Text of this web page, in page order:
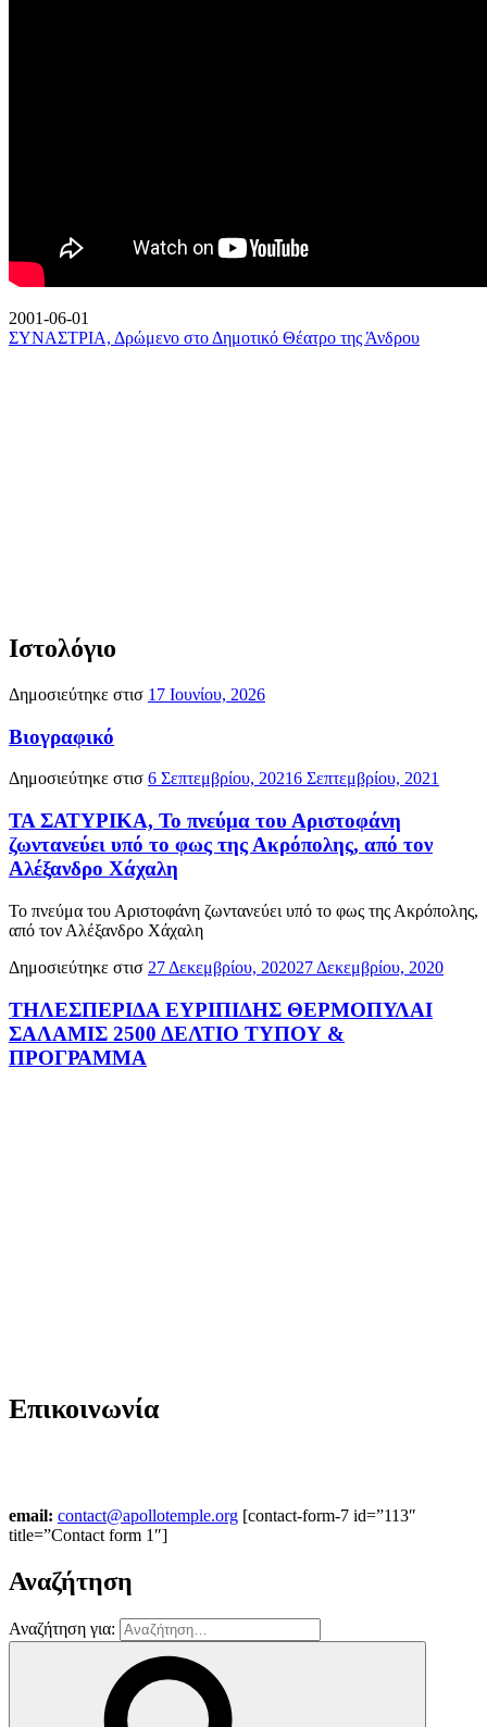
2001-06-01
ΣΥΝΑΣΤΡΙΑ, Δρώμενο στο Δημοτικό Θέατρο της Άνδρου
Ιστολόγιο
Δημοσιεύτηκε στισ 17 Ιουνίου, 2026
Βιογραφικό
Δημοσιεύτηκε στισ 6 Σεπτεμβρίου, 20216 Σεπτεμβρίου, 2021
ΤΑ ΣΑΤΥΡΙΚΑ, Το πνεύμα του Αριστοφάνη
ζωντανεύει υπό το φως της Ακρόπολης, από τον
Αλέξανδρο Χάχαλη
Το πνεύμα του Αριστοφάνη ζωντανεύει υπό το φως της Ακρόπολης,
από τον Αλέξανδρο Χάχαλη
Δημοσιεύτηκε στισ 27 Δεκεμβρίου, 202027 Δεκεμβρίου, 2020
ΤΗΛΕΣΠΕΡΙΔΑ ΕΥΡΙΠΙΔΗΣ ΘΕΡΜΟΠΥΛΑΙ
ΣΑΛΑΜΙΣ 2500 ΔΕΛΤΙΟ ΤΥΠΟΥ &
ΠΡΟΓΡΑΜΜΑ
Επικοινωνία
email: contact@apollotemple.org [contact-form-7 id=”113″
title=”Contact form 1″]
Αναζήτηση
Αναζήτηση για: